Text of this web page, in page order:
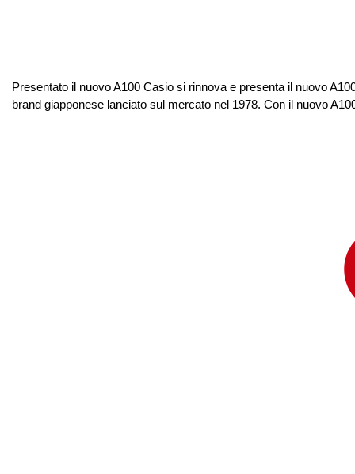
Presentato il nuovo A100 Casio si rinnova e presenta il nuovo
brand giapponese lanciato sul mercato nel 1978. Con il nuovo